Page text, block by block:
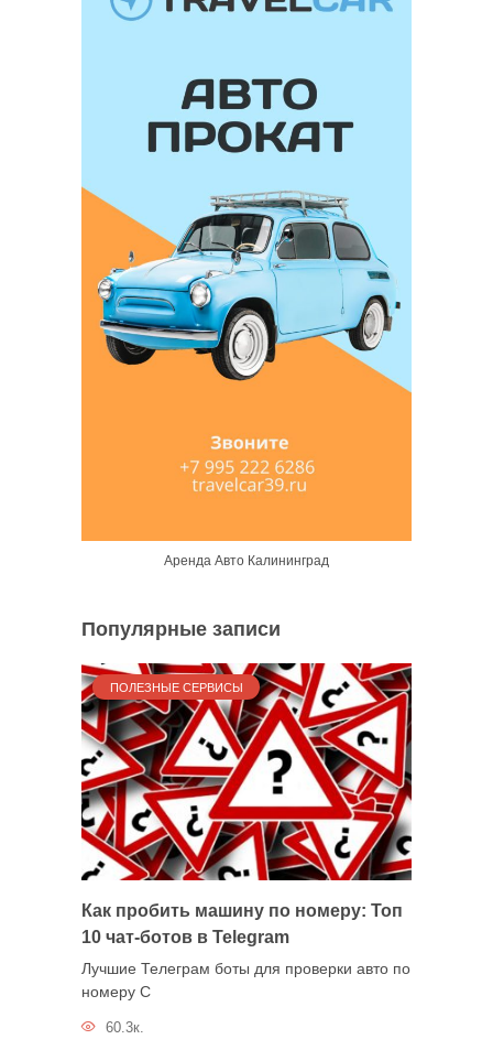
Аренда Авто Калининград
Популярные записи
ПОЛЕЗНЫЕ СЕРВИСЫ
Как пробить машину по номеру: Топ
10 чат-ботов в Telegram
Лучшие Телеграм боты для проверки авто по
номеру С
60.3к.